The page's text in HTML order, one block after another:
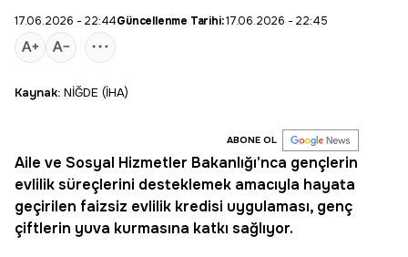
17.06.2026 - 22:44Güncellenme Tarihi:17.06.2026 - 22:45
Kaynak: NİĞDE (İHA)
ABONE OL
Aile ve Sosyal Hizmetler Bakanlığı'nca gençlerin
evlilik süreçlerini desteklemek amacıyla hayata
geçirilen faizsiz evlilik kredisi uygulaması, genç
çiftlerin yuva kurmasına katkı sağlıyor.